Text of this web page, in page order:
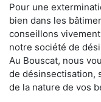
Pour une
bien dans les
conseillons
notre société de
Au Bouscat, nous
de désinsectisation,
de la nature de vos